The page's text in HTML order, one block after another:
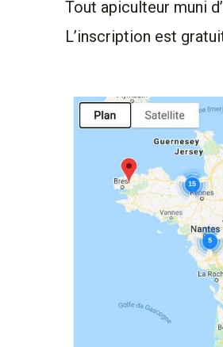
Tout apiculteur muni
L’inscription est